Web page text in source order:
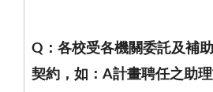
Q ：各校受各機關委託及補
契約，如： A計畫聘任之助